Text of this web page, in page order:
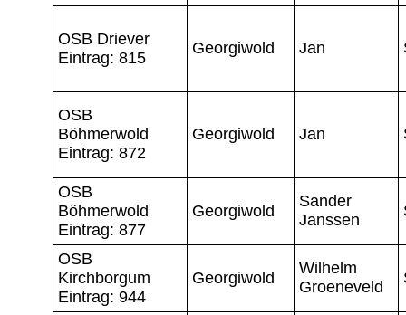
OSB Driever
Eintrag: 815
Georgiwold Jan
OSB
Böhmerwold
Eintrag: 872
Georgiwold Jan
OSB
Böhmerwold
Eintrag: 877
Georgiwold
Sander
Janssen
OSB
Kirchborgum
Eintrag: 944
Georgiwold
Wilhelm
Groeneveld